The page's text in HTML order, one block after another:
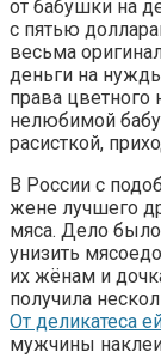
от бабушки на
с пятью
весьма
деньги на
права цветного
нелюбимой
расисткой,
В России с
жене лучшего
мяса. Дело было
унизить
их жёнам и
получила
От деликатеса
мужчины